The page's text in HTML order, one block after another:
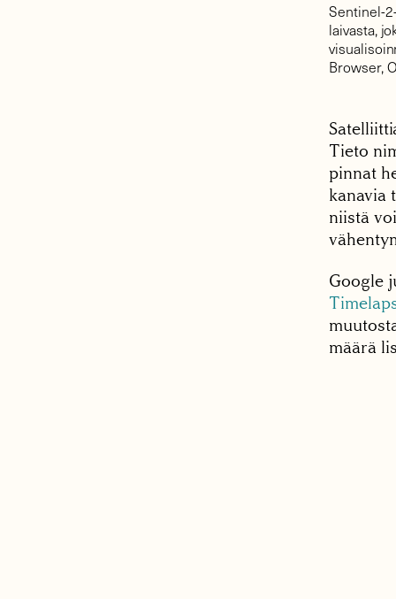
Sentinel-
laivasta,
Browser,
Tieto
pinnat
kanavia
niistä
Google
määrä